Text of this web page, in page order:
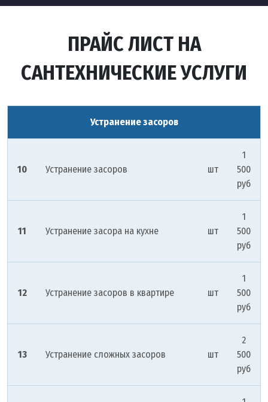
ПРАЙС ЛИСТ НА
САНТЕХНИЧЕСКИЕ УСЛУГИ
Устранение засоров
10 Устранение засоров шт
1
500
руб
11 Устранение засора на кухне шт
1
500
руб
12 Устранение засоров в квартире шт
1
500
руб
13 Устранение сложных засоров шт
2
500
руб